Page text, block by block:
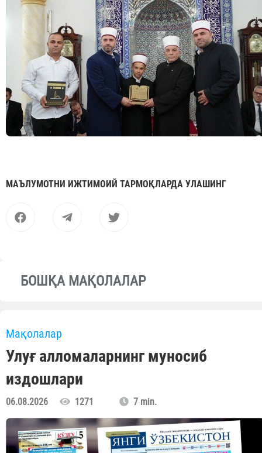
МАЪЛУМОТНИ ИЖТИМОИЙ ТАРМОҚЛАРДА УЛАШИНГ
БОШҚА МАҚОЛАЛАР
Мақолалар
Улуғ алломаларнинг муносиб
издошлари
06.08.2026 1271 7 min.